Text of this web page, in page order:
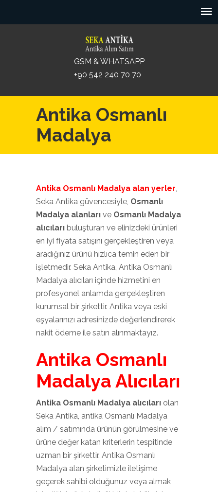
GSM & WHATSAPP
+90 542 240 70 70
Antika Osmanlı
Madalya
Antika Osmanlı Madalya alan yerler,
Seka Antika güvencesiyle, Osmanlı
Madalya alanları ve Osmanlı Madalya
alıcıları buluşturan ve elinizdeki ürünleri
en iyi fiyata satışını gerçekleştiren veya
aradığınız ürünü hızlıca temin eden bir
işletmedir. Seka Antika, Antika Osmanlı
Madalya alıcıları içinde hizmetini en
profesyonel anlamda gerçekleştiren
kurumsal bir şirkettir. Antika veya eski
eşyalarınızı adresinizde değerlendirerek
nakit ödeme ile satın alınmaktayız.
Antika Osmanlı
Madalya Alıcıları
Antika Osmanlı Madalya alıcıları olan
Seka Antika, antika Osmanlı Madalya
alım / satımında ürünün görülmesine ve
ürüne değer katan kriterlerin tespitinde
uzman bir şirkettir. Antika Osmanlı
Madalya alan şirketimizle iletişime
geçerek sahibi olduğunuz veya almak